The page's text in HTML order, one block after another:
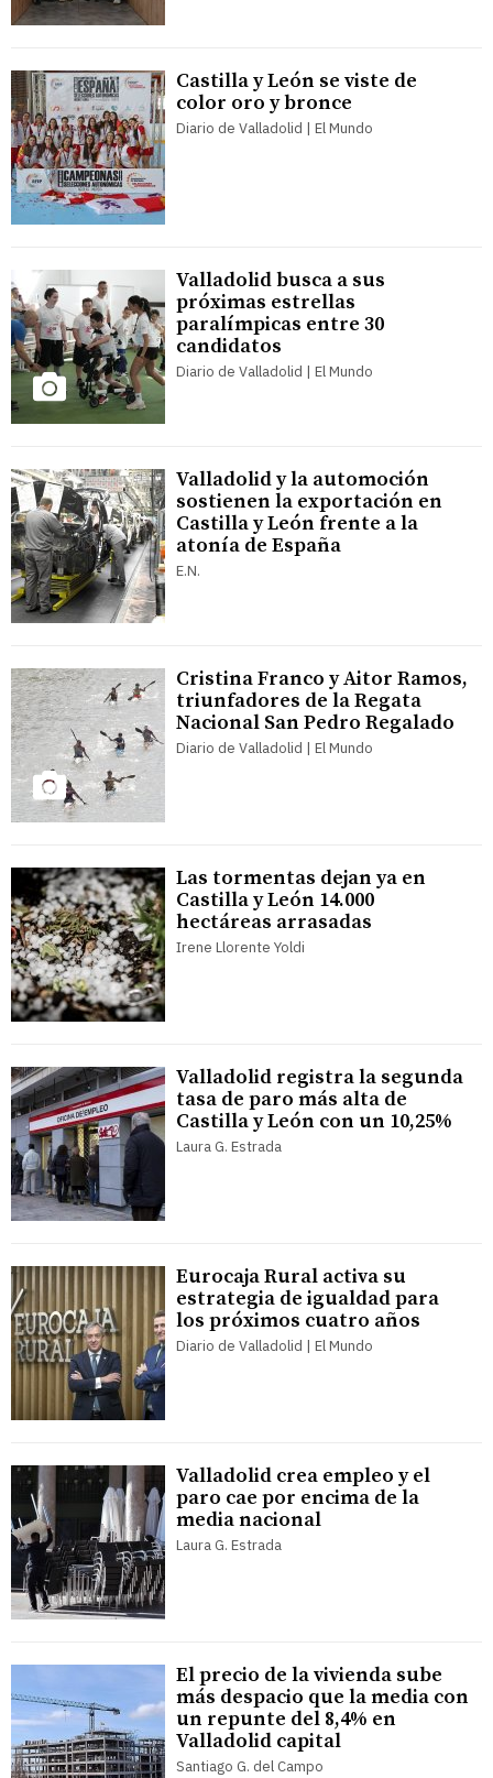
Castilla y León se viste de
color oro y bronce
Diario de Valladolid | El Mundo
Valladolid busca a sus
próximas estrellas
paralímpicas entre 30
candidatos
Diario de Valladolid | El Mundo
Valladolid y la automoción
sostienen la exportación en
Castilla y León frente a la
atonía de España
E.N.
Cristina Franco y Aitor Ramos,
triunfadores de la Regata
Nacional San Pedro Regalado
Diario de Valladolid | El Mundo
Las tormentas dejan ya en
Castilla y León 14.000
hectáreas arrasadas
Irene Llorente Yoldi
Valladolid registra la segunda
tasa de paro más alta de
Castilla y León con un 10,25%
Laura G. Estrada
Eurocaja Rural activa su
estrategia de igualdad para
los próximos cuatro años
Diario de Valladolid | El Mundo
Valladolid crea empleo y el
paro cae por encima de la
media nacional
Laura G. Estrada
El precio de la vivienda sube
más despacio que la media con
un repunte del 8,4% en
Valladolid capital
Santiago G. del Campo